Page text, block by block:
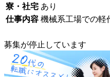
寮・社宅 あり
仕事内容 機械系工場での軽
募集が停止しています